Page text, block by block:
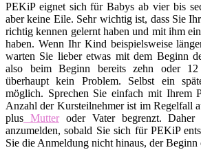
PEKiP eignet sich für Babys ab vier bis
aber keine Eile. Sehr wichtig ist, dass Sie
richtig kennen gelernt haben und mit ihm
haben. Wenn Ihr Kind beispielsweise
warten Sie lieber etwas mit dem Beginn
also beim Beginn bereits zehn oder
überhaupt kein Problem. Selbst ein
möglich. Sprechen Sie einfach mit Ihrem
Anzahl der Kursteilnehmer ist im Regelfall
plus Mutteroder Vater begrenzt.
anzumelden, sobald Sie sich für PEKiP
Sie die Anmeldung nicht hinaus, der Beginn